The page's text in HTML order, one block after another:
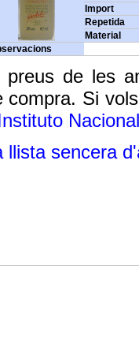
Import
Repetida
Material
preus de les
compra. Si
llista sencera